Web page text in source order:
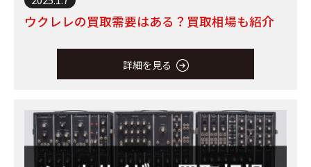
ウクレレの買取需要はある？買取相場も紹介
詳細を見る